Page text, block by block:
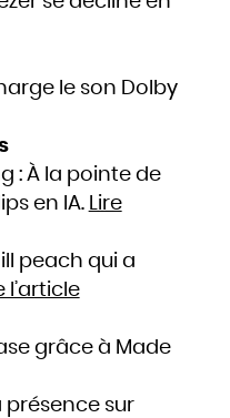
le son Dolby
: À la pointe de
en IA. Lire
peach qui a
l’article
grâce à Made
sur